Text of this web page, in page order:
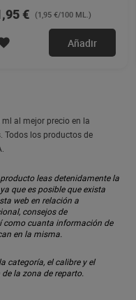
€ (1,95 €/100 ML.)
Añadir
al mejor precio en la
Todos los productos de
leas detenidamente la
que es posible que exista
web en relación a
consejos de
como cuanta información de
en la misma.
categoría, el calibre y el
la zona de reparto.